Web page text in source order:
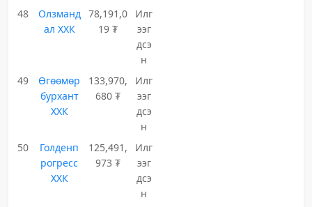
48
Олзманд
ал ХХК
78,191,0
19 ₮
Илг
ээг
дсэ
н
49
Өгөөмөр
бурхант
ХХК
133,970,
680 ₮
Илг
ээг
дсэ
н
50
Голденп
рогресс
ХХК
125,491,
973 ₮
Илг
ээг
дсэ
н